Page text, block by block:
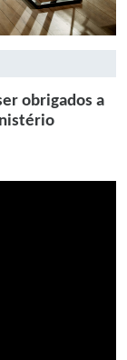
obrigados a